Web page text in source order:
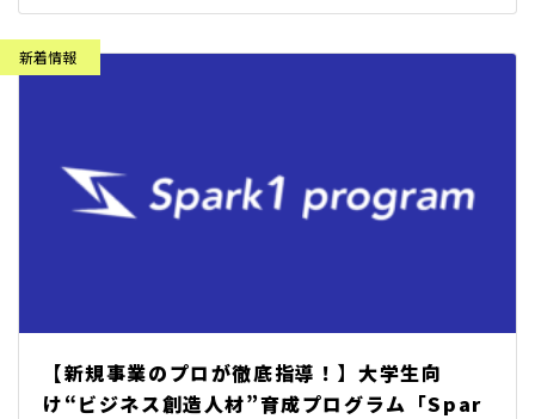
【新規事業のプロが徹底指導！】大学生向
け“ビジネス創造人材”育成プログラム「Spar